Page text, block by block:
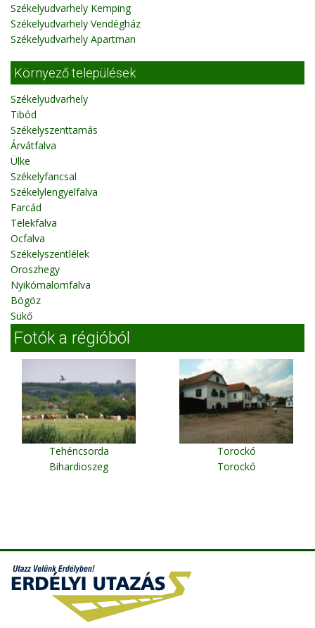
Székelyudvarhely Kemping
Székelyudvarhely Vendégház
Székelyudvarhely Apartman
Környező települések
Székelyudvarhely
Tibód
Székelyszenttamás
Árvátfalva
Ülke
Székelyfancsal
Székelylengyelfalva
Farcád
Telekfalva
Ocfalva
Székelyszentlélek
Oroszhegy
Nyikómalomfalva
Bögöz
Sükő
Fotók a régióból
Tehéncsorda
Bihardioszeg
Torockó
Torockó